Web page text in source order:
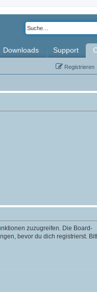
Downloads Support
Registrieren
zuzugreifen. Die Board-
bevor du dich registrierst.